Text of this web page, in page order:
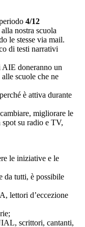
4/12
nostra scuola
le stesse via mail.
di testi narrativi
AIE doneranno un
scuole che ne
è attiva durante
migliorare le
su radio e TV,
le iniziative e le
da tutti, è possibile
lettori d’eccezione
scrittori, cantanti,